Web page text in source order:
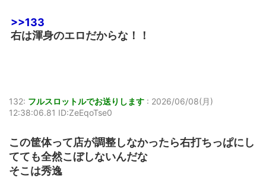
>>133
右は渾身のエロだからな！！
132: フルスロットルでお送りします : 2026/06/08(月)
12:38:06.81 ID:ZeEqoTse0
この筐体って店が調整しなかったら右打ちっぱにし
てても全然こぼしないんだな
そこは秀逸